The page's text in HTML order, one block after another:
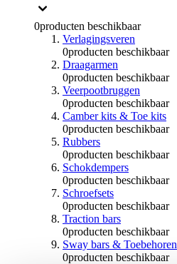
0producten beschikbaar
Verlagingsveren
0producten beschikbaar
Draagarmen
0producten beschikbaar
Veerpootbruggen
0producten beschikbaar
Camber kits & Toe kits
0producten beschikbaar
Rubbers
0producten beschikbaar
Schokdempers
0producten beschikbaar
Schroefsets
0producten beschikbaar
Traction bars
0producten beschikbaar
Sway bars & Toebehoren
0producten beschikbaar